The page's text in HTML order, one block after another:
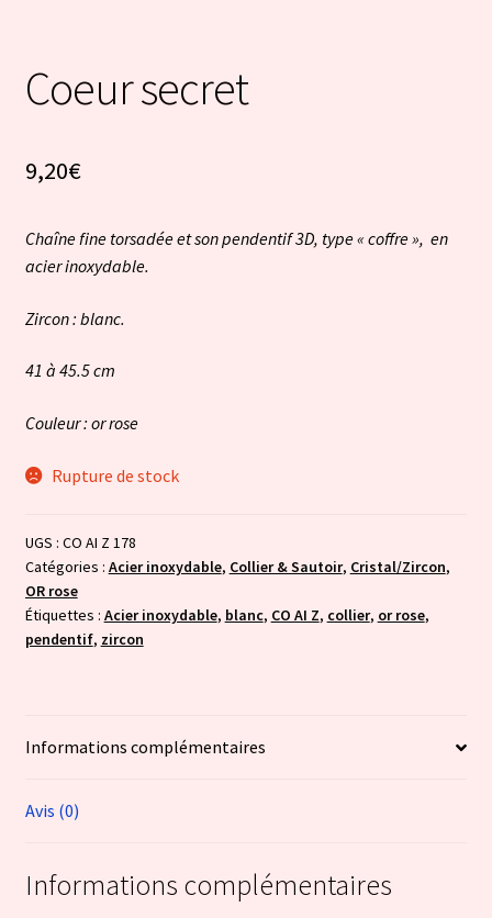
Coeur secret
9,20€
Chaîne fine torsadée et son pendentif 3D, type « coffre », en
acier inoxydable.
Zircon : blanc.
41 à 45.5 cm
Couleur : or rose
Rupture de stock
UGS : CO AI Z 178
Catégories : Acier inoxydable, Collier & Sautoir, Cristal/Zircon,
OR rose
Étiquettes : Acier inoxydable, blanc, CO AI Z, collier, or rose,
pendentif, zircon
Informations complémentaires
Avis (0)
Informations complémentaires